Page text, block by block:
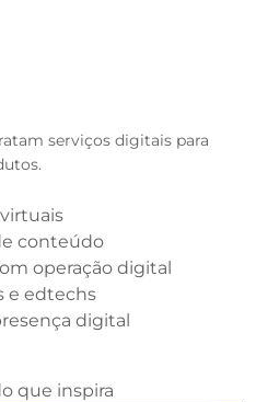
serviços digitais para
conteúdo
operação digital
e edtechs
digital
que inspira